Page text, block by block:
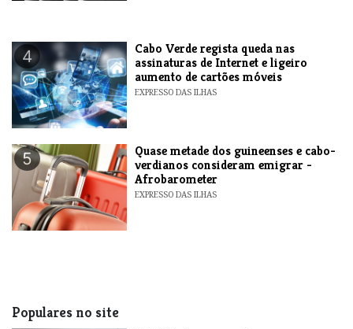
4
Cabo Verde regista queda nas
assinaturas de Internet e ligeiro
aumento de cartões móveis
EXPRESSO DAS ILHAS
5
Quase metade dos guineenses e cabo-
verdianos consideram emigrar -
Afrobarometer
EXPRESSO DAS ILHAS
Populares no site